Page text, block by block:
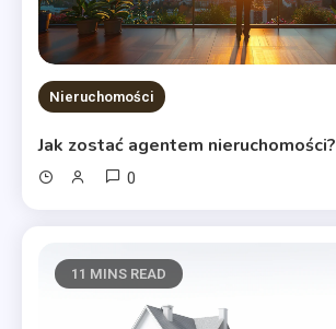
Nieruchomości
Jak zostać agentem nieruchomości?
0
11 MINS READ